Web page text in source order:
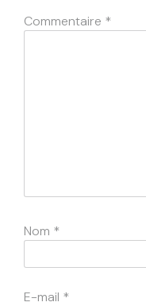
Commentaire *
Nom *
E-mail *